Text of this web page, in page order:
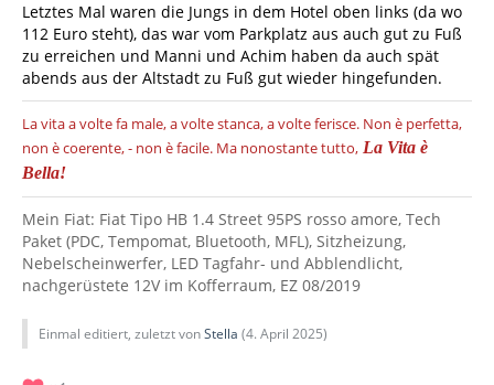
Letztes Mal waren die Jungs in dem Hotel oben links (da wo
112 Euro steht), das war vom Parkplatz aus auch gut zu Fuß
zu erreichen und Manni und Achim haben da auch spät
abends aus der Altstadt zu Fuß gut wieder hingefunden.
La vita a volte fa male, a volte stanca, a volte ferisce. Non è perfetta,
non è coerente, - non è facile. Ma nonostante tutto, La Vita è
Bella!
Mein Fiat: Fiat Tipo HB 1.4 Street 95PS rosso amore, Tech
Paket (PDC, Tempomat, Bluetooth, MFL), Sitzheizung,
Nebelscheinwerfer, LED Tagfahr- und Abblendlicht,
nachgerüstete 12V im Kofferraum, EZ 08/2019
Einmal editiert, zuletzt vonStella (4. April 2025)